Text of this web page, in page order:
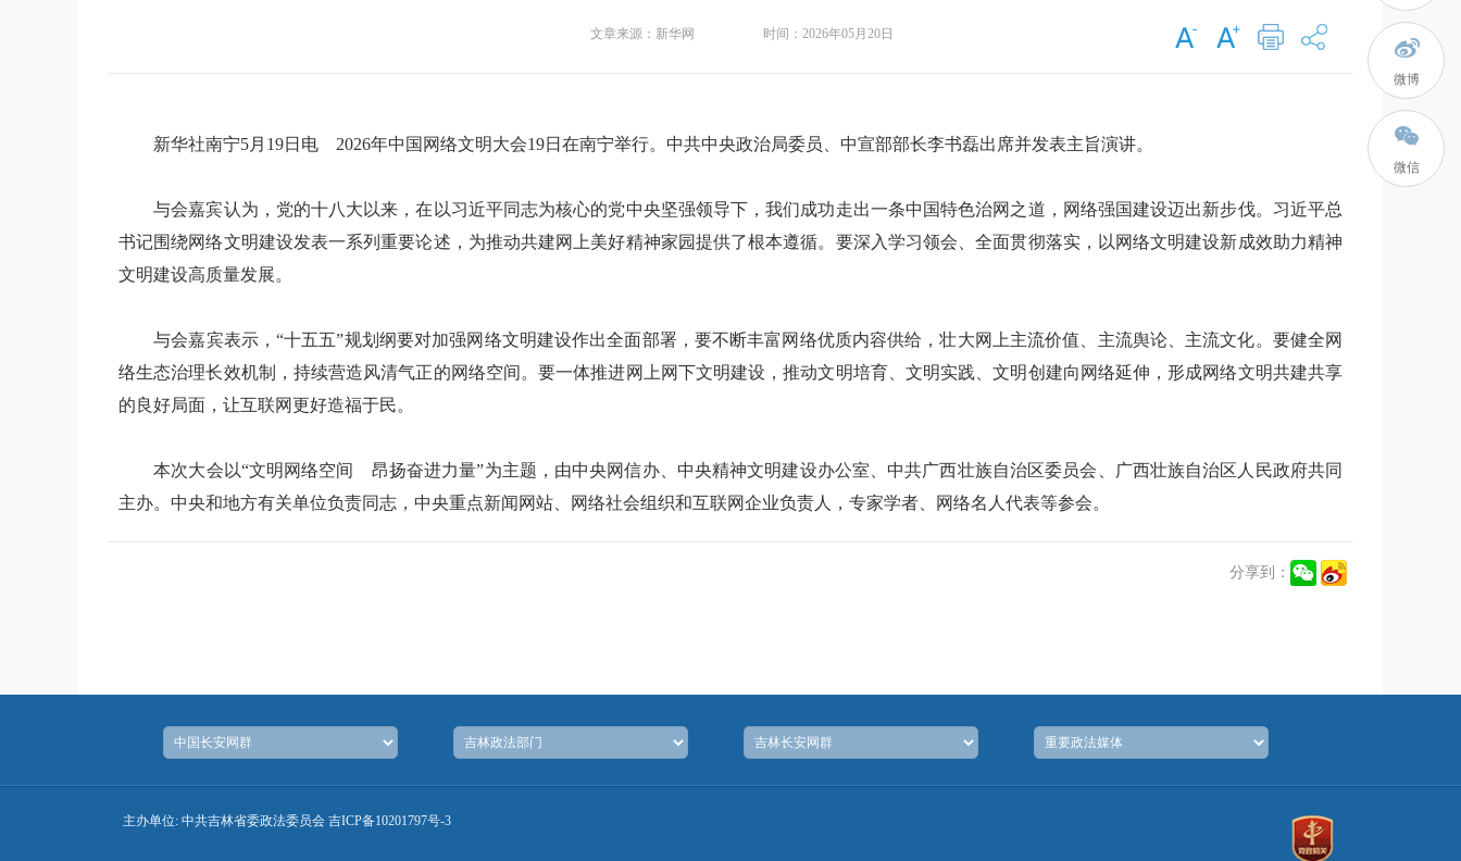
文章来源： 新华网 时间： 2026年05月20日
新华社南宁5月19日电 2026年中国网络文明大会19日在南宁举行。中共中央政治局委员、中宣部部长李书磊出席并发表主旨演讲。
与会嘉宾认为，党的十八大以来，在以习近平同志为核心的党中央坚强领导下，我们成功走出一条中国特色治网之道，网络强国建设迈出新步伐。习近平总
书记围绕网络文明建设发表一系列重要论述，为推动共建网上美好精神家园提供了根本遵循。要深入学习领会、全面贯彻落实，以网络文明建设新成效助力精神
文明建设高质量发展。
与会嘉宾表示，“十五五”规划纲要对加强网络文明建设作出全面部署，要不断丰富网络优质内容供给，壮大网上主流价值、主流舆论、主流文化。要健全网
络生态治理长效机制，持续营造风清气正的网络空间。要一体推进网上网下文明建设，推动文明培育、文明实践、文明创建向网络延伸，形成网络文明共建共享
的良好局面，让互联网更好造福于民。
本次大会以“文明网络空间 昂扬奋进力量”为主题，由中央网信办、中央精神文明建设办公室、中共广西壮族自治区委员会、广西壮族自治区人民政府共同
主办。中央和地方有关单位负责同志，中央重点新闻网站、网络社会组织和互联网企业负责人，专家学者、网络名人代表等参会。
分享到：
主办单位: 中共吉林省委政法委员会 吉ICP备10201797号-3
微博
微信